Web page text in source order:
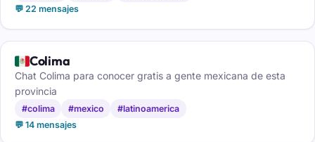
💬 22 mensajes
🇲🇽Colima
Chat Colima para conocer gratis a gente mexicana de esta
provincia
#colima #mexico
#latinoamerica
💬 14 mensajes